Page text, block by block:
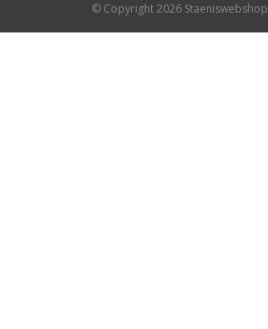
© Copyright 2026 Staeniswebshop